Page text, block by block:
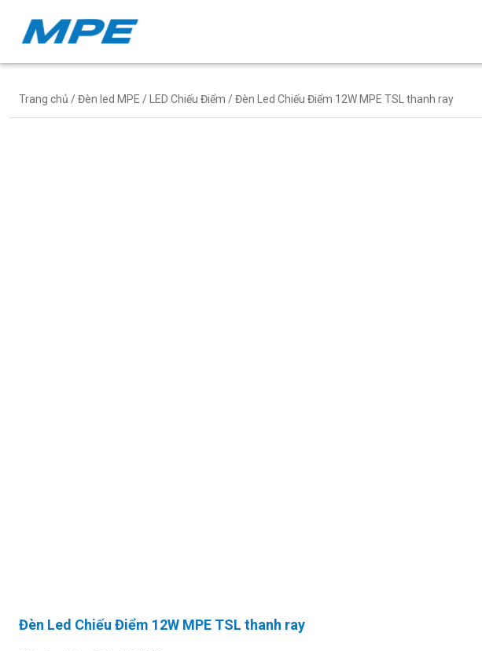
Trang chủ /Đèn led MPE / LED Chiếu Điểm / Đèn Led Chiếu Điểm 12W MPE TSL thanh ray
Đèn Led Chiếu Điểm 12W MPE TSL thanh ray